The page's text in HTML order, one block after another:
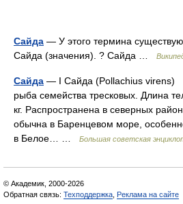
Сайда — У этого термина
Сайда (значения). ? Сайда …
Сайда — I Сайда (Pollachius
рыба семейства тресковых. Длина
кг. Распространена в северных
обычна в Баренцевом море,
в Белое… …
Большая советская
© Академик, 2000-2026
Обратная связь: Техподдержка Реклама на сайте